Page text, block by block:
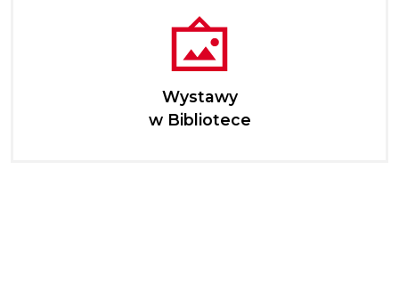
Wystawy
w Bibliotece